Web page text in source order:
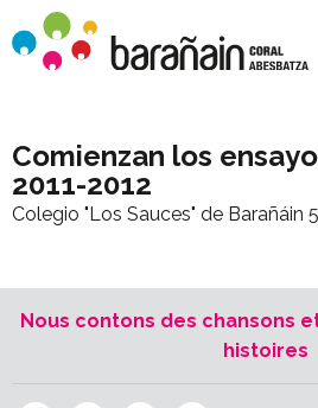
Comienzan los
2011-2012
Colegio "Los Sauces" de Barañáin
Nous contons des chansons
histoires